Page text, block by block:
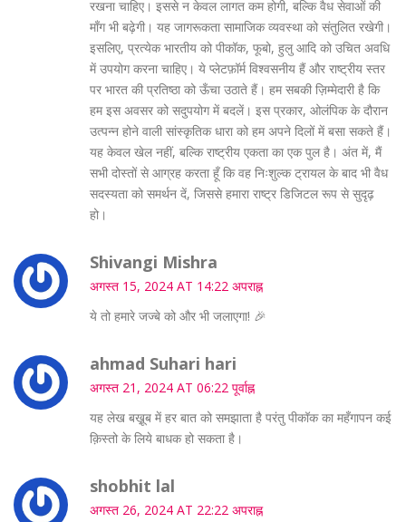
रखना चाहिए। इससे न केवल लागत कम होगी, बल्कि वैध सेवाओं की
माँग भी बढ़ेगी। यह जागरूकता सामाजिक व्यवस्था को संतुलित रखेगी।
इसलिए, प्रत्येक भारतीय को पीकॉक, फूबो, हुलु आदि को उचित अवधि
में उपयोग करना चाहिए। ये प्लेटफ़ॉर्म विश्वसनीय हैं और राष्ट्रीय स्तर
पर भारत की प्रतिष्ठा को ऊँचा उठाते हैं। हम सबकी ज़िम्मेदारी है कि
हम इस अवसर को सदुपयोग में बदलें। इस प्रकार, ओलंपिक के दौरान
उत्पन्न होने वाली सांस्कृतिक धारा को हम अपने दिलों में बसा सकते हैं।
यह केवल खेल नहीं, बल्कि राष्ट्रीय एकता का एक पुल है। अंत में, मैं
सभी दोस्तों से आग्रह करता हूँ कि वह निःशुल्क ट्रायल के बाद भी वैध
सदस्यता को समर्थन दें, जिससे हमारा राष्ट्र डिजिटल रूप से सुदृढ़
हो।
Shivangi Mishra
अगस्त 15, 2024 AT 14:22 अपराह्न
ये तो हमारे जज्बे को और भी जलाएगा! 🎉
ahmad Suhari hari
अगस्त 21, 2024 AT 06:22 पूर्वाह्न
यह लेख बख़ू़ब में हर बात को समझाता है परंतु पीकॉक का महँगापन कई
क़िस्‍तो के लिये बाधक हो सकता है।
shobhit lal
अगस्त 26, 2024 AT 22:22 अपराह्न